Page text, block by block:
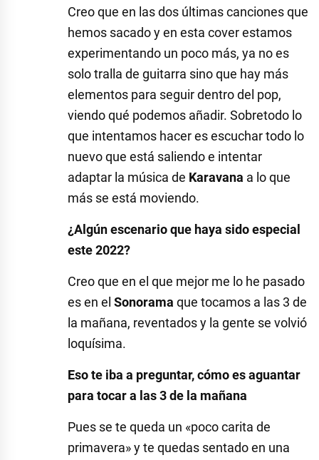
Creo que en las dos últimas canciones que
hemos sacado y en esta cover estamos
experimentando un poco más, ya no es
solo tralla de guitarra sino que hay más
elementos para seguir dentro del pop,
viendo qué podemos añadir. Sobretodo lo
que intentamos hacer es escuchar todo lo
nuevo que está saliendo e intentar
adaptar la música de Karavana a lo que
más se está moviendo.
¿Algún escenario que haya sido especial
este 2022?
Creo que en el que mejor me lo he pasado
es en el Sonorama que tocamos a las 3 de
la mañana, reventados y la gente se volvió
loquísima.
Eso te iba a preguntar, cómo es aguantar
para tocar a las 3 de la mañana
Pues se te queda un «poco carita de
primavera» y te quedas sentado en una